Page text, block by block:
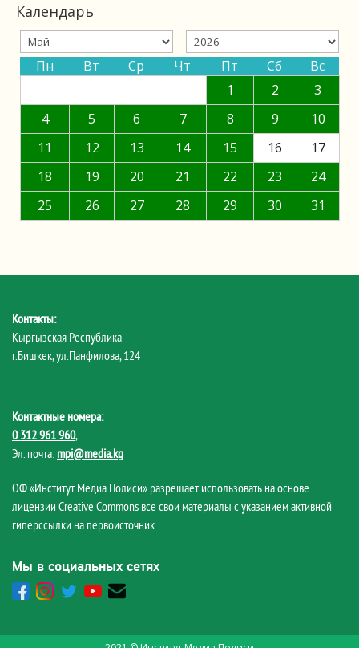
Календарь
Пн Вт Ср Чт Пт Сб
Вс
1
2
3
4
5 6 7 8 9
10
11
12 13 14 15 16
17
18
19 20 21 22 23
24
25
26 27 28 29 30 31
Контакты:
Кыргызская Республика
г.Бишкек, ул.Панфилова, 124
Контактные номера:
0 312 961 960,
Эл. почта: mpi@media.kg
ОФ «Институт Медиа Полиси» разрешает использовать на основе
лицензии Creative Commons все свои материалы с указанием активной
гиперссылки на первоисточник.
Мы в социальных сетях